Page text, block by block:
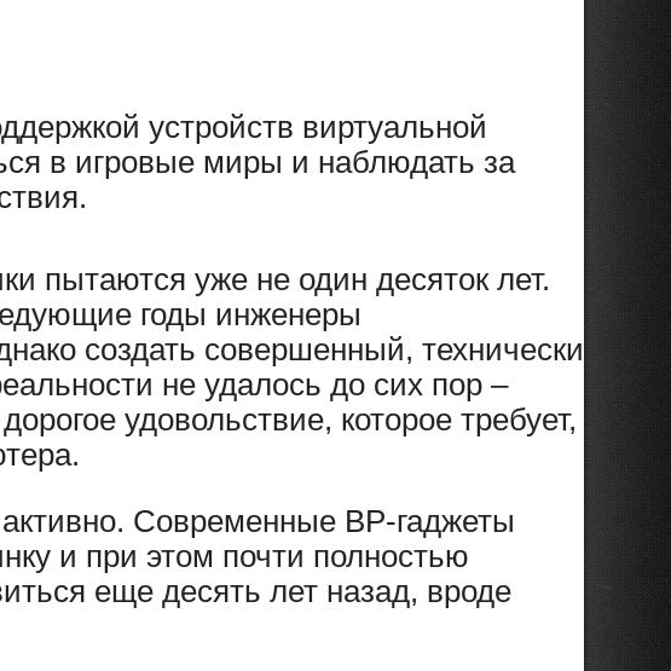
устройств виртуальной
в игровые миры и наблюдать за
пытаются уже не один десяток лет.
годы инженеры
создать совершенный, технически
не удалось до сих пор –
удовольствие, которое требует,
Современные ВР-гаджеты
и при этом почти полностью
еще десять лет назад, вроде